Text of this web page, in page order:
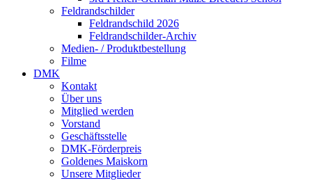
Feldrandschilder
Feldrandschild 2026
Feldrandschilder-Archiv
Medien- / Produktbestellung
Filme
DMK
Kontakt
Über uns
Mitglied werden
Vorstand
Geschäftsstelle
DMK-Förderpreis
Goldenes Maiskorn
Unsere Mitglieder